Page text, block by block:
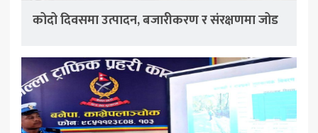
कोदो दिवसमा उत्पादन, बजारीकरण र संरक्षणमा जोड